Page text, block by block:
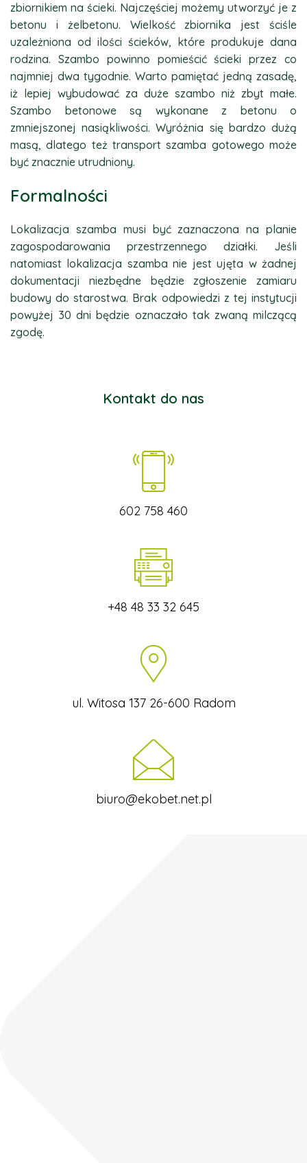
zbiornikiem na ścieki. Najczęściej możemy utworzyć je z
betonu i żelbetonu. Wielkość zbiornika jest ściśle
uzależniona od ilości ścieków, które produkuje dana
rodzina. Szambo powinno pomieścić ścieki przez co
najmniej dwa tygodnie. Warto pamiętać jedną zasadę,
iż lepiej wybudować za duże szambo niż zbyt małe.
Szambo betonowe są wykonane z betonu o
zmniejszonej nasiąkliwości. Wyróżnia się bardzo dużą
masą, dlatego też transport szamba gotowego może
być znacznie utrudniony.
Formalności
Lokalizacja szamba musi być zaznaczona na planie
zagospodarowania przestrzennego działki. Jeśli
natomiast lokalizacja szamba nie jest ujęta w żadnej
dokumentacji niezbędne będzie zgłoszenie zamiaru
budowy do starostwa. Brak odpowiedzi z tej instytucji
powyżej 30 dni będzie oznaczało tak zwaną milczącą
zgodę.
Kontakt do nas
602 758 460
+48 48 33 32 645
ul. Witosa 137 26-600 Radom
biuro@ekobet.net.pl